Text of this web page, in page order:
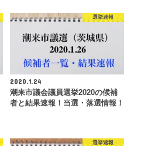
選挙速報
2020.1.24
潮来市議会議員選挙2020の候補
者と結果速報！当選・落選情報！
選挙速報